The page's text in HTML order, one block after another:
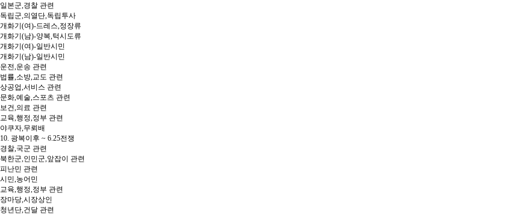
일본군,경찰 관련
독립군,의열단,독립투사
개화기(여)-드레스,정장류
개화기(남)-양복,턱시도류
개화기(여)-일반시민
개화기(남)-일반시민
운전,운송 관련
법률,소방,교도 관련
상공업,서비스 관련
문화,예술,스포츠 관련
보건,의료 관련
교육,행정,정부 관련
야쿠자,무뢰배
10. 광복이후 ~ 6.25전쟁
경찰,국군 관련
북한군,인민군,앞잡이 관련
피난민 관련
시민,농어민
교육,행정,정부 관련
장마당,시장상인
청년단,건달 관련